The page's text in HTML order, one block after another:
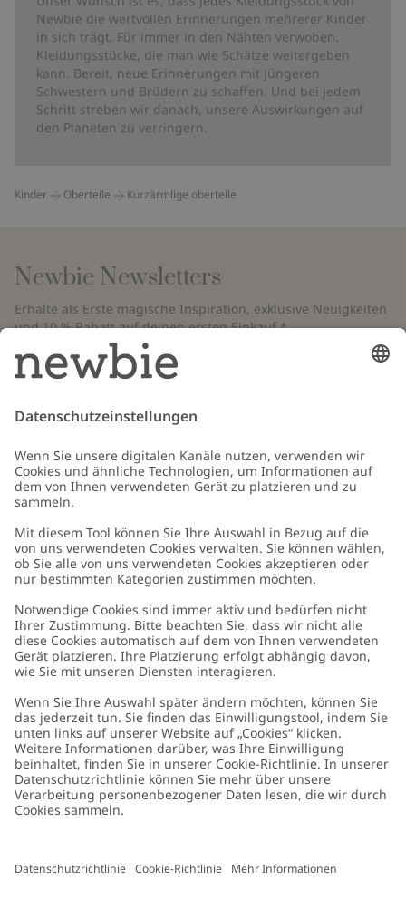
Newbie die wertvollen Erinnerungen mehrerer Kinder
in sich trägt. Für immer in den Nähten verwoben.
Kleidungsstücke, die man wie Schätze weitergeben
kann. Bereit, neue Erinnerungen mit jüngeren
Schwestern und Brüdern zu schaffen. Und bei jedem
Schritt streben wir danach, unsere Auswirkungen auf
den Planeten zu verringern.
Kinder Oberteile Kurzärmlige oberteile
Newbie Newsletters
Erhalte als Erste magische Inspiration, exklusive Neuigkeiten
und 10 % Rabatt auf deinen ersten Einkauf.*
*Gilt nur für deine erste Bestellung und ist nicht mit anderen Rabatten
oder Angeboten kombinierbar. Gilt nicht für limitierte Artikel. Bitte
überprüfe deinen Spam-Ordner. Lies unsere
Schicken
Kundenservice
Kontaktieren Sie uns
FAQ
Barrierefreiheit
Datenschutzrichtlinie
Cookie-Richtlinie
Über uns
Über Newbie
Nachhaltigkeit
Impressum
Presse
Germany Standort ändern
Cookies